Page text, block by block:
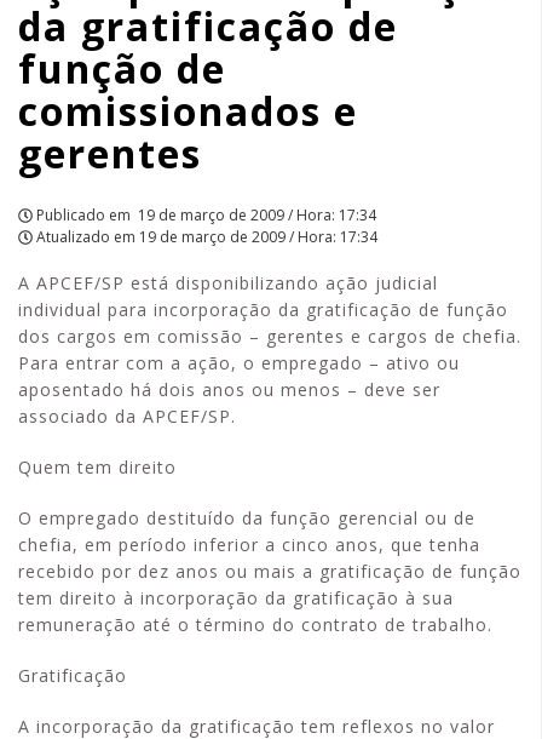
e
gerentes
|
APCEF/SP
da gratificação de
função de
comissionados e
gerentes
Publicado em 19 de março de 2009 / Hora: 17:34
Atualizado em 19 de março de 2009 / Hora: 17:34
A APCEF/SP está disponibilizando ação judicial
individual para incorporação da gratificação de função
dos cargos em comissão – gerentes e cargos de chefia.
Para entrar com a ação, o empregado – ativo ou
aposentado há dois anos ou menos – deve ser
associado da APCEF/SP.
Quem tem direito
O empregado destituído da função gerencial ou de
chefia, em período inferior a cinco anos, que tenha
recebido por dez anos ou mais a gratificação de função
tem direito à incorporação da gratificação à sua
remuneração até o término do contrato de trabalho.
Gratificação
A incorporação da gratificação tem reflexos no valor